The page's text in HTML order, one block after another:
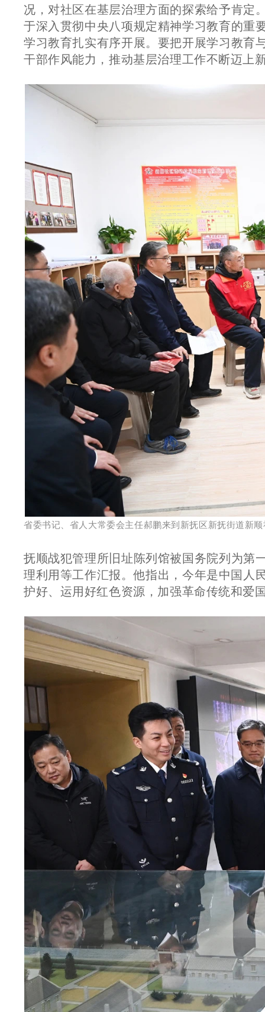
况，对社区在基层治理方面的探索给予肯定
于深入贯彻中央八项规定精神学习教育的重
学习教育扎实有序开展。要把开展学习教育
干部作风能力，推动基层治理工作不断迈上
省委书记、省人大常委会主任郝鹏来到新抚区新抚街道新
抚顺战犯管理所旧址陈列馆被国务院列为第
理利用等工作汇报。他指出，今年是中国人
护好、运用好红色资源，加强革命传统和爱